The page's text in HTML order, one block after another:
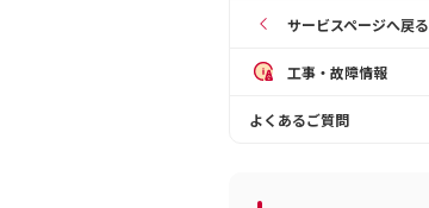
サービスページへ戻る
工事・故障情報
よくあるご質問